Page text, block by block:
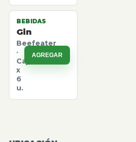
BEBIDAS
Gin
Beefeater
·
Caja
x
6
u.
AGREGAR